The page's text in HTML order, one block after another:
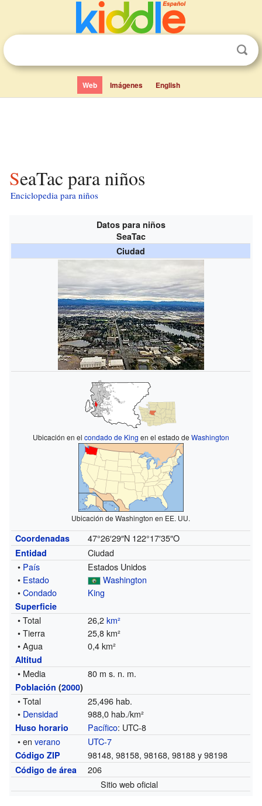
Web Imágenes English
SeaTac para niños
Enciclopedia para niños
Datos para niños
SeaTac
Ciudad
Ubicación en el condado de King en el estado de Washington
Ubicación de Washington en EE. UU.
Coordenadas 47°26′29″N 122°17′35″O
Entidad
Ciudad
• País
Estados Unidos
• Estado
Washington
•Condado King
Superficie
• Total 26,2km²
• Tierra
25,8 km²
• Agua
0,4 km²
Altitud
• Media 80 m s. n. m.
Población (2000)
• Total
25,496 hab.
• Densidad 988,0 hab./km²
Huso horario Pacífico: UTC-8
• enverano UTC-7
Código ZIP 98148, 98158, 98168, 98188 y 98198
Código de área
206
Sitio web oficial